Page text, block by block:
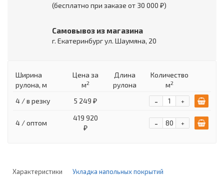
(бесплатно при заказе от 30 000 ₽)
Самовывоз из магазина
г. Екатеринбург ул. Шаумяна, 20
Ширина
рулона, м
Цена за
м2
Длина
рулона
Количество
м2
4 / в резку 5 249 ₽ +
-
4 / оптом
419 920
₽
+
-
Характеристики Укладка напольных покрытий